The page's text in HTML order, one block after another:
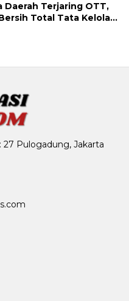
Daerah Terjaring OTT,
Total Tata Kelola
27 Pulogadung, Jakarta